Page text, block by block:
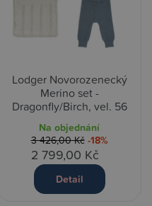
Lodger Novorozenecký
Merino set -
Dragonfly/Birch, vel. 56
Na objednání
3 426,00 Kč -18%
2 799,00 Kč
Detail